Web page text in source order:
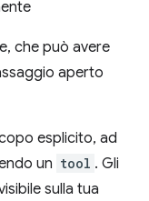
che può avere
aperto
esplicito, ad
un tool . Gli
sulla tua